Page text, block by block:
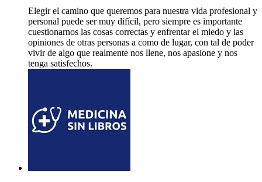
Elegir el camino que queremos para nuestra vida profesional y
personal puede ser muy difícil, pero siempre es importante
cuestionarnos las cosas correctas y enfrentar el miedo y las
opiniones de otras personas a como de lugar, con tal de poder
vivir de algo que realmente nos llene, nos apasione y nos
tenga satisfechos.